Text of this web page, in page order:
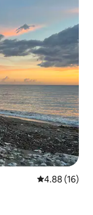
Calificación
4.88 (16)